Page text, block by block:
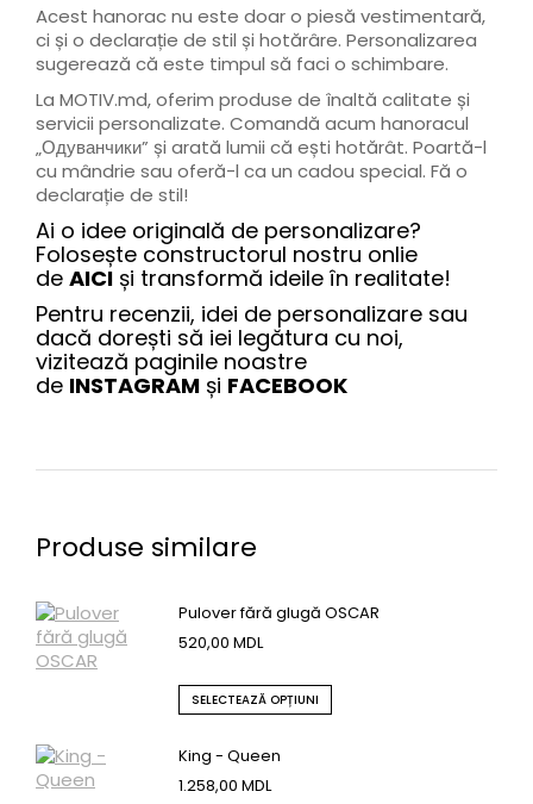
Acest hanorac nu este doar o piesă vestimentară,
ci și o declarație de stil și hotărâre. Personalizarea
sugerează că este timpul să faci o schimbare.
La MOTIV.md, oferim produse de înaltă calitate și
servicii personalizate. Comandă acum hanoracul
„Одуванчики” și arată lumii că ești hotărât. Poartă-l
cu mândrie sau oferă-l ca un cadou special. Fă o
declarație de stil!
Ai o idee originală de personalizare?
Folosește constructorul nostru onlie
de AICI și transformă ideile în realitate!
Pentru recenzii, idei de personalizare sau
dacă dorești să iei legătura cu noi,
vizitează paginile noastre
de INSTAGRAM și FACEBOOK
Produse similare
Pulover fără glugă OSCAR
520,00 MDL
SELECTEAZĂ OPȚIUNI
King - Queen
1.258,00 MDL